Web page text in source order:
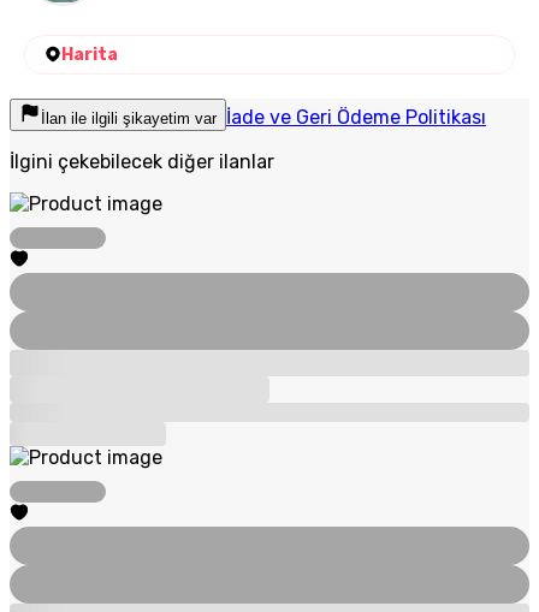
Harita
İlan ile ilgili şikayetim var İade ve Geri Ödeme Politikası
İlgini çekebilecek diğer ilanlar